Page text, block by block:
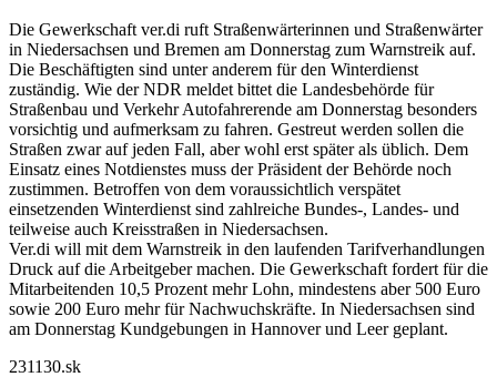
Die Gewerkschaft ver.di ruft Straßenwärterinnen und Straßenwärter
in Niedersachsen und Bremen am Donnerstag zum Warnstreik auf.
Die Beschäftigten sind unter anderem für den Winterdienst
zuständig. Wie der NDR meldet bittet die Landesbehörde für
Straßenbau und Verkehr Autofahrerende am Donnerstag besonders
vorsichtig und aufmerksam zu fahren. Gestreut werden sollen die
Straßen zwar auf jeden Fall, aber wohl erst später als üblich. Dem
Einsatz eines Notdienstes muss der Präsident der Behörde noch
zustimmen. Betroffen von dem voraussichtlich verspätet
einsetzenden Winterdienst sind zahlreiche Bundes-, Landes- und
teilweise auch Kreisstraßen in Niedersachsen.
Ver.di will mit dem Warnstreik in den laufenden Tarifverhandlungen
Druck auf die Arbeitgeber machen. Die Gewerkschaft fordert für die
Mitarbeitenden 10,5 Prozent mehr Lohn, mindestens aber 500 Euro
sowie 200 Euro mehr für Nachwuchskräfte. In Niedersachsen sind
am Donnerstag Kundgebungen in Hannover und Leer geplant.
231130.sk